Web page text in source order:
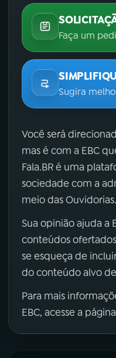
Faça um
Sugira
Você será
mas é com a EBC
Fala.BR é uma
sociedade com a
meio das Ouvidorias.
Sua opinião ajuda a
conteúdos
se esqueça de
do conteúdo alvo
Para mais
EBC, acesse a